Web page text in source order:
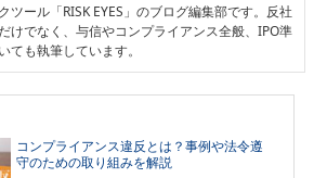
味に含まれるようになっています。
こうしたコンプライアンスに違反す
る恐れのことを「コンプライアン
ス・リスク」といいます。2000年代
に企業による不祥事が次々と発生し
ライアンスに関連する法案が多く成
立しています。 そこで今回は、コン
ツール「RISK EYES」のブログ編集部です。反社
けでなく、与信やコンプライアンス全般、IPO準
ても執筆しています。
コンプライアンス違反とは？事例や法令遵
守のための取り組みを解説